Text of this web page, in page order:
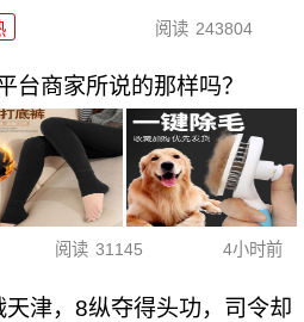
阅读 243804
台商家所说的那样吗？
阅读 31145 4小时前
天津，8纵夺得头功，司令却